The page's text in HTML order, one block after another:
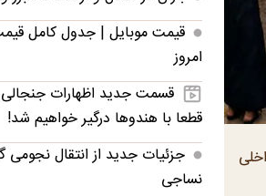
قیمت موبایل‌ | جدول کامل
امروز
قسمت جدید اظهارات جنجالی
قطعا با هندوها درگیر خواهیم شد!
جزئیات جدید از انتقال نجومی
نساجی